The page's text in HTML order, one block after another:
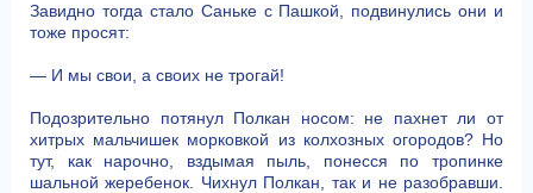
Завидно тогда стало Саньке с Пашкой, подвинулись они и
тоже просят:
— И мы свои, а своих не трогай!
Подозрительно потянул Полкан носом: не пахнет ли от
хитрых мальчишек морковкой из колхозных огородов? Но
тут, как нарочно, вздымая пыль, понесся по тропинке
шальной жеребенок. Чихнул Полкан, так и не разобравши.